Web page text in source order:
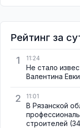
Рейтинг за
1
11:24
Не стало
Валентина
2 11:01
В Рязанской
строителей